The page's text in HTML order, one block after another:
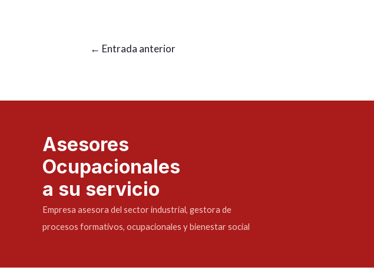
← Entrada anterior
Asesores
Ocupacionales
a su servicio
Empresa asesora del sector industrial, gestora de
procesos formativos, ocupacionales y bienestar social